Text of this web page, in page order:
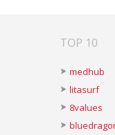
TOP 10
medhub
litasurf
8values